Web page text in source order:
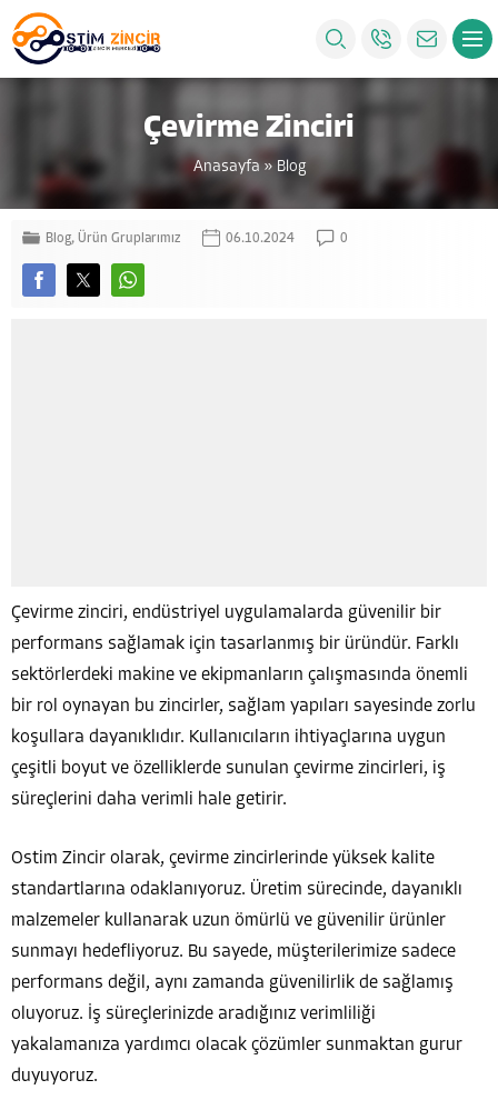
Çevirme Zinciri
Anasayfa » Blog
Blog, Ürün Gruplarımız 06.10.2024 0
Çevirme zinciri, endüstriyel uygulamalarda güvenilir bir
performans sağlamak için tasarlanmış bir üründür. Farklı
sektörlerdeki makine ve ekipmanların çalışmasında önemli
bir rol oynayan bu zincirler, sağlam yapıları sayesinde zorlu
koşullara dayanıklıdır. Kullanıcıların ihtiyaçlarına uygun
çeşitli boyut ve özelliklerde sunulan çevirme zincirleri, iş
süreçlerini daha verimli hale getirir.
Ostim Zincir olarak, çevirme zincirlerinde yüksek kalite
standartlarına odaklanıyoruz. Üretim sürecinde, dayanıklı
malzemeler kullanarak uzun ömürlü ve güvenilir ürünler
sunmayı hedefliyoruz. Bu sayede, müşterilerimize sadece
performans değil, aynı zamanda güvenilirlik de sağlamış
oluyoruz. İş süreçlerinizde aradığınız verimliliği
yakalamanıza yardımcı olacak çözümler sunmaktan gurur
duyuyoruz.